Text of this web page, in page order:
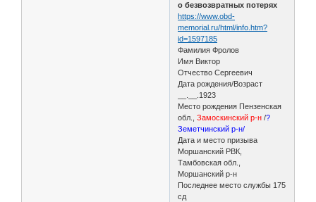
о безвозвратных потерях
https://www.obd-
memorial.ru/html/info.htm?
id=1597185
Фамилия Фролов
Имя Виктор
Отчество Сергеевич
Дата рождения/Возраст
__.__.1923
Место рождения Пензенская
обл.,Замоскинский р-н/?
Земетчинский р-н/
Дата и место призыва
Моршанский РВК,
Тамбовская обл.,
Моршанский р-н
Последнее место службы 175
сд